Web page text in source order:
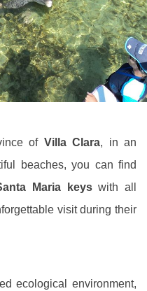
of Villa Clara, in an
beaches, you can find
Maria keyswith all
visit during their
ecological environment,